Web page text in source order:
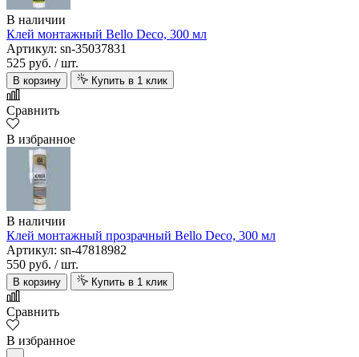
В наличии
Клей монтажный Bello Deco, 300 мл
Артикул: sn-35037831
525 руб. / шт.
В корзину Купить в 1 клик
Сравнить
В избранное
В наличии
Клей монтажный прозрачный Bello Deco, 300 мл
Артикул: sn-47818982
550 руб. / шт.
В корзину Купить в 1 клик
Сравнить
В избранное